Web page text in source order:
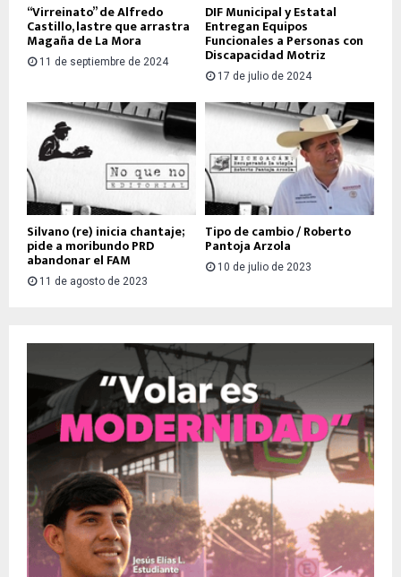
“Virreinato” de Alfredo
Castillo, lastre que arrastra
Magaña de La Mora
11 de septiembre de 2024
DIF Municipal y Estatal
Entregan Equipos
Funcionales a Personas con
Discapacidad Motriz
17 de julio de 2024
Silvano (re) inicia chantaje;
pide a moribundo PRD
abandonar el FAM
11 de agosto de 2023
Tipo de cambio / Roberto
Pantoja Arzola
10 de julio de 2023